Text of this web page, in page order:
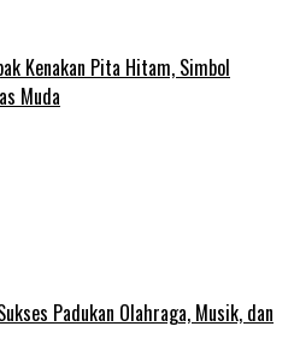
Kenakan Pita Hitam, Simbol
Muda
Padukan Olahraga, Musik, dan